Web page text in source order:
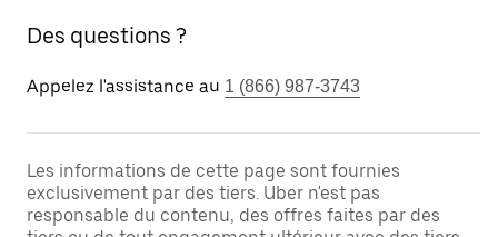
Des questions ?
Appelez l'assistance au 1 (866) 987-3743
Les informations de cette page sont fournies
exclusivement par des tiers. Uber n'est pas
responsable du contenu, des offres faites par des